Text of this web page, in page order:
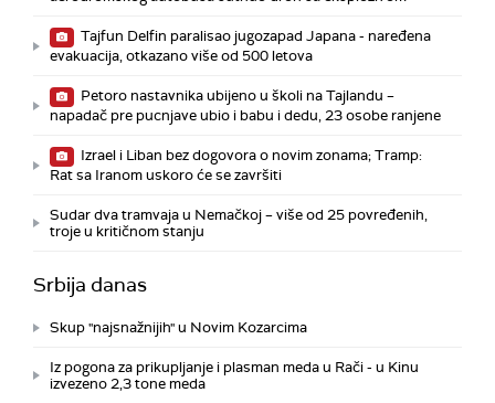
Tajfun Delfin paralisao jugozapad Japana - naređena
evakuacija, otkazano više od 500 letova
Petoro nastavnika ubijeno u školi na Tajlandu –
napadač pre pucnjave ubio i babu i dedu, 23 osobe ranjene
Izrael i Liban bez dogovora o novim zonama; Tramp:
Rat sa Iranom uskoro će se završiti
Sudar dva tramvaja u Nemačkoj – više od 25 povređenih,
troje u kritičnom stanju
Srbija danas
Skup "najsnažnijih" u Novim Kozarcima
Iz pogona za prikupljanje i plasman meda u Rači - u Kinu
izvezeno 2,3 tone meda